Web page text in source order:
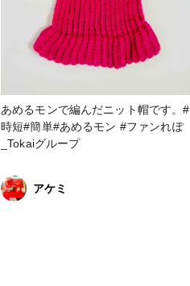
あめるモンで編んだニット帽です。#
時短#簡単#あめるモン #ファンれぽ
_Tokaiグループ
アケミ